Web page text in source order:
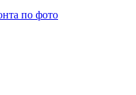
по фото